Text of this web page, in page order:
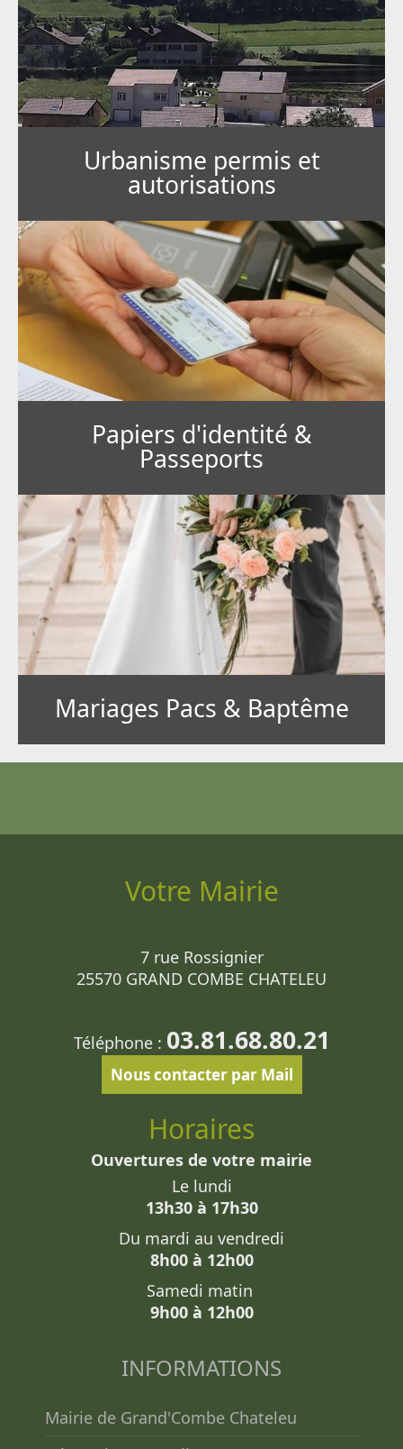
Urbanisme permis et
autorisations
Papiers d'identité &
Passeports
Mariages Pacs & Baptême
Votre Mairie
7 rue Rossignier
25570 GRAND COMBE CHATELEU
Téléphone : 03.81.68.80.21
Nous contacter par Mail
Horaires
Ouvertures de votre mairie
Le lundi
13h30 à 17h30
Du mardi au vendredi
8h00 à 12h00
Samedi matin
9h00 à 12h00
INFORMATIONS
Mairie de Grand'Combe Chateleu